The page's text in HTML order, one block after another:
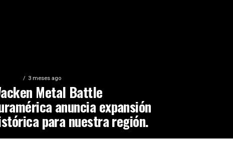
3 meses ago
Metal Battle
anuncia expansión
para nuestra región.